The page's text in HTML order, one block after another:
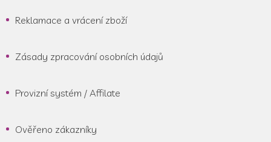
Reklamace a vrácení zboží
Zásady zpracování osobních údajů
Provizní systém / Affilate
Ověřeno zákazníky